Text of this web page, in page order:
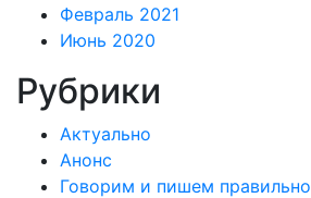
Февраль 2021
Июнь 2020
Рубрики
Актуально
Анонс
Говорим и пишем правильно